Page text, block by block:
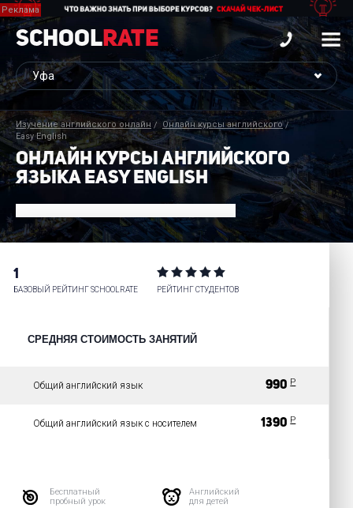
School Rate
Изучение английского онлайн
Онлайн курсы английского
Easy English
ОНЛАЙН КУРСЫ АНГЛИЙСКОГО
ЯЗЫКА EASY ENGLISH
1
БАЗОВЫЙ РЕЙТИНГ SCHOOLRATE РЕЙТИНГ СТУДЕНТОВ
СРЕДНЯЯ СТОИМОСТЬ ЗАНЯТИЙ
Общий английский язык 990 P
Общий английский язык с носителем 1390 P
Бесплатный
пробный урок
Английский
для детей